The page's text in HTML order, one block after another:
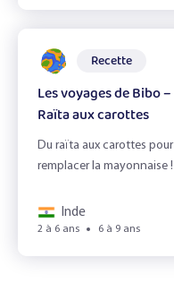
Recette
Les voyages de Bibo –
Raïta aux carottes
Du raïta aux carottes pour
remplacer la mayonnaise !
Inde
2 à 6 ans 6 à 9 ans